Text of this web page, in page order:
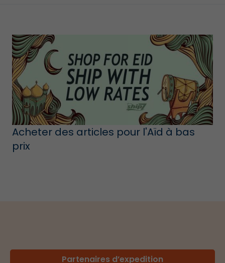
Acheter des articles pour l'Aïd à bas
prix
Partenaires d’expedition